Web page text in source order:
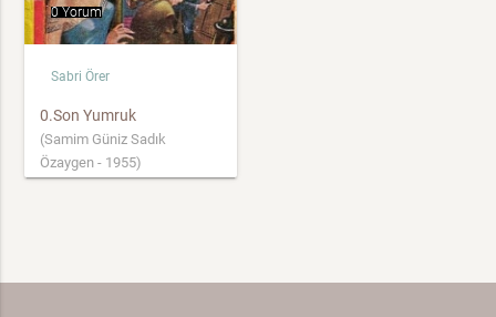
0 Yorum
Sabri Örer
0.Son Yumruk
(Samim Güniz Sadık
Özaygen - 1955)